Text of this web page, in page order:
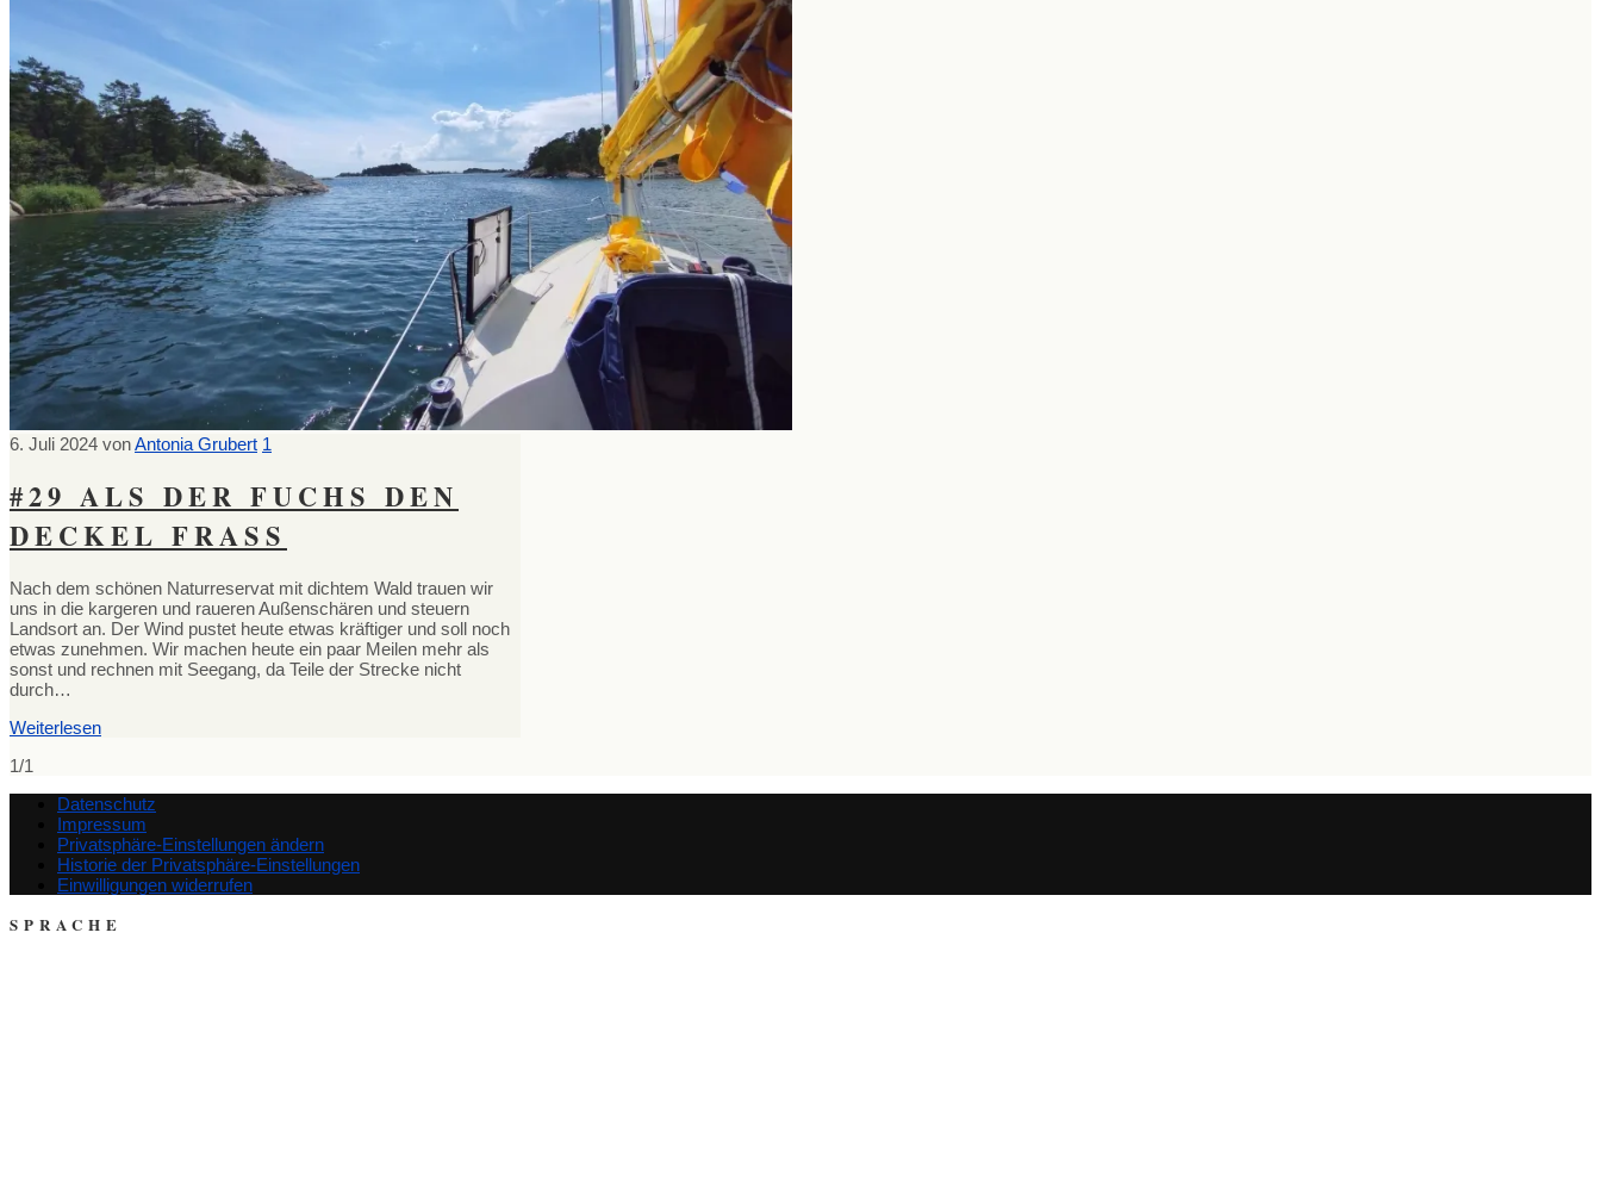
6. Juli 2024 vonAntonia Grubert 1
#29 ALS DER FUCHS DEN
DECKEL FRASS
Nach dem schönen Naturreservat mit dichtem Wald trauen wir
uns in die kargeren und raueren Außenschären und steuern
Landsort an. Der Wind pustet heute etwas kräftiger und soll noch
etwas zunehmen. Wir machen heute ein paar Meilen mehr als
sonst und rechnen mit Seegang, da Teile der Strecke nicht
durch…
Weiterlesen
1/1
Datenschutz
Impressum
Privatsphäre-Einstellungen ändern
Historie der Privatsphäre-Einstellungen
Einwilligungen widerrufen
SPRACHE